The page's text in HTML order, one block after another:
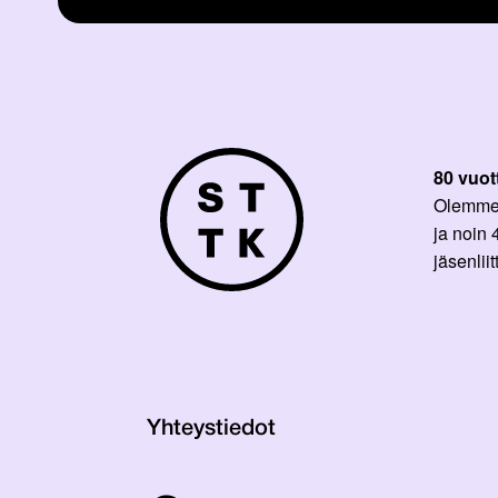
80
ja noin
Yhteystiedot